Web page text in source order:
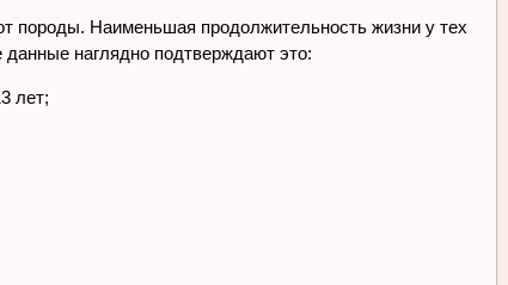
породы. Наименьшая продолжительность жизни у тех
наглядно подтверждают это:
лет;